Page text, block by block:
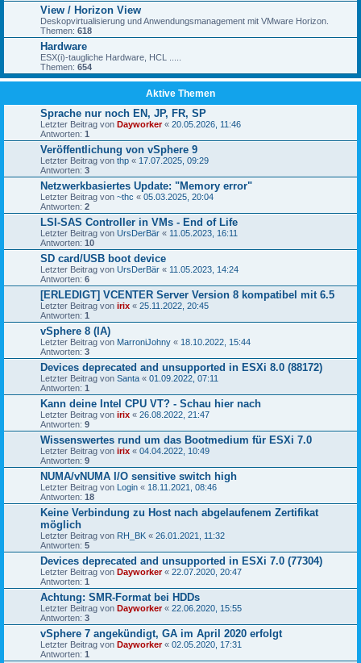
View / Horizon View
Deskopvirtualisierung und Anwendungsmanagement mit VMware Horizon.
Themen: 618
Hardware
ESX(i)-taugliche Hardware, HCL .....
Themen: 654
Aktive Themen
Sprache nur noch EN, JP, FR, SP
Letzter Beitrag von Dayworker« 20.05.2026, 11:46
Antworten: 1
Veröffentlichung von vSphere 9
Letzter Beitrag von thp « 17.07.2025, 09:29
Antworten: 3
Netzwerkbasiertes Update: "Memory error"
Letzter Beitrag von ~thc « 05.03.2025, 20:04
Antworten: 2
LSI-SAS Controller in VMs - End of Life
Letzter Beitrag von UrsDerBär « 11.05.2023, 16:11
Antworten: 10
SD card/USB boot device
Letzter Beitrag von UrsDerBär « 11.05.2023, 14:24
Antworten: 6
[ERLEDIGT] VCENTER Server Version 8 kompatibel mit 6.5
Letzter Beitrag von irix « 25.11.2022, 20:45
Antworten: 1
vSphere 8 (IA)
Letzter Beitrag von MarroniJohny « 18.10.2022, 15:44
Antworten: 3
Devices deprecated and unsupported in ESXi 8.0 (88172)
Letzter Beitrag von Santa « 01.09.2022, 07:11
Antworten: 1
Kann deine Intel CPU VT? - Schau hier nach
Letzter Beitrag von irix « 26.08.2022, 21:47
Antworten: 9
Wissenswertes rund um das Bootmedium für ESXi 7.0
Letzter Beitrag von irix « 04.04.2022, 10:49
Antworten: 9
NUMA/vNUMA I/O sensitive switch high
Letzter Beitrag von Login « 18.11.2021, 08:46
Antworten: 18
Keine Verbindung zu Host nach abgelaufenem Zertifikat
möglich
Letzter Beitrag von RH_BK « 26.01.2021, 11:32
Antworten: 5
Devices deprecated and unsupported in ESXi 7.0 (77304)
Letzter Beitrag von Dayworker« 22.07.2020, 20:47
Antworten: 1
Achtung: SMR-Format bei HDDs
Letzter Beitrag von Dayworker« 22.06.2020, 15:55
Antworten: 3
vSphere 7 angekündigt, GA im April 2020 erfolgt
Letzter Beitrag von Dayworker« 02.05.2020, 17:31
Antworten: 1